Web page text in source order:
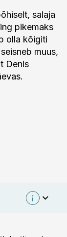
salaja
pikemaks
olla kõigiti
muus,
Denis